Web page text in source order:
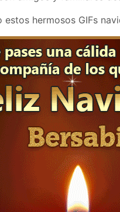
hermosos GIFs